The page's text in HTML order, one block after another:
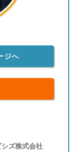
ジへ
ズ株式会社